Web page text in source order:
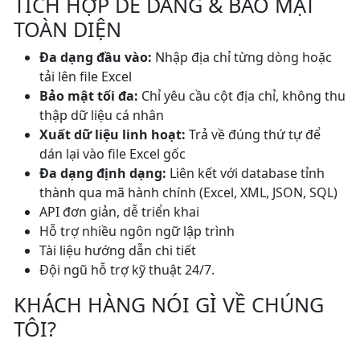
TOÀN DIỆN
Đa dạng đầu vào: Nhập địa chỉ từng dòng hoặc
tải lên file Excel
Bảo mật tối đa: Chỉ yêu cầu cột địa chỉ, không thu
thập dữ liệu cá nhân
Xuất dữ liệu linh hoạt: Trả về đúng thứ tự để
dán lại vào file Excel gốc
Đa dạng định dạng: Liên kết với database tỉnh
thành qua mã hành chính (Excel, XML, JSON, SQL)
API đơn giản, dễ triển khai
Hỗ trợ nhiều ngôn ngữ lập trình
Tài liệu hướng dẫn chi tiết
Đội ngũ hỗ trợ kỹ thuật 24/7.
KHÁCH HÀNG NÓI GÌ VỀ CHÚNG
TÔI?